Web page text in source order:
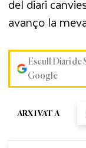
del diari
avanço la
Escull Diari de
Google
ARXIVAT A